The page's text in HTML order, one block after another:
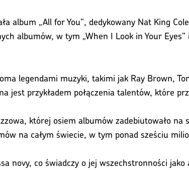
album „All for You”, dedykowany Nat King
albumów, w tym „When I Look in Your
legendami muzyki, takimi jak Ray Brown,
jest przykładem połączenia talentów, które
której osiem albumów zadebiutowało
na całym świecie, w tym ponad sześciu
novy, co świadczy o jej wszechstronności